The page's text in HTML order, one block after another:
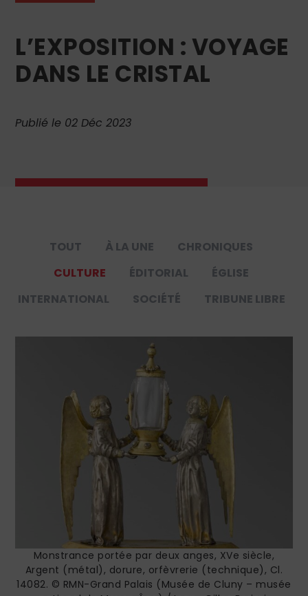
L’EXPOSITION : VOYAGE
DANS LE CRISTAL
Publié le 02 Déc 2023
TOUT À LA UNE
CHRONIQUES
CULTURE
ÉDITORIAL
ÉGLISE
INTERNATIONAL
SOCIÉTÉ TRIBUNE LIBRE
Monstrance portée par deux anges, XVe siècle,
Argent (métal), dorure, orfèvrerie (technique), Cl.
14082. © RMN-Grand Palais (Musée de Cluny – musée